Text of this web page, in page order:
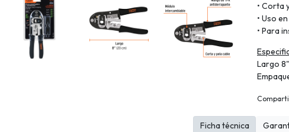
• Corta
• Uso
• Para
Largo
Ficha técnica